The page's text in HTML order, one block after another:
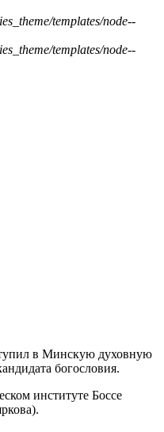
templates/node--
templates/node--
в Минскую духовную
богословия.
институте Боссе